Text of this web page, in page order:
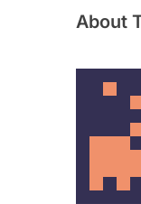
About